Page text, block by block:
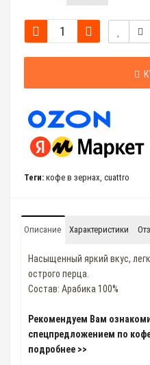
Теги: кофе в зернах, cuattro
Описание Характеристики
Насыщенный яркий вкус,
острого перца.
Cостав: Арабика 100%
Рекомендуем Вам
спецпредложением по
подробнее >>